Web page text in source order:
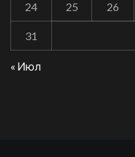
24 25 26
31
« Июл